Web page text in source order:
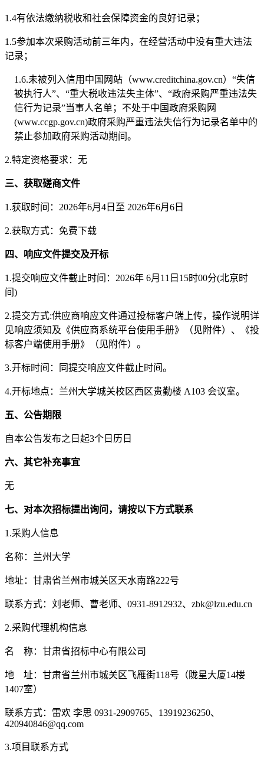
1.4有依法缴纳税收和社会保障资金的良好记录；
1.5参加本次采购活动前三年内，在经营活动中没有重大违法
记录；
1.6.未被列入信用中国网站（www.creditchina.gov.cn）“失信
被执行人”、“重大税收违法失主体”、“政府采购严重违法失
信行为记录”当事人名单；不处于中国政府采购网
(www.ccgp.gov.cn)政府采购严重违法失信行为记录名单中的
禁止参加政府采购活动期间。
2.特定资格要求： 无
三、获取磋商文件
1.获取时间：2026年6月4日至 2026年6月6日
2.获取方式：免费下载
四、响应文件提交及开标
1.提交响应文件截止时间： 2026年 6月11日15时00分(北京时
间)
2.提交方式:供应商响应文件通过投标客户端上传，操作说明详
见响应须知及《供应商系统平台使用手册》（见附件）、《投
标客户端使用手册》（见附件）。
3.开标时间： 同提交响应文件截止时间。
4.开标地点： 兰州大学城关校区西区贵勤楼 A103 会议室。
五、公告期限
自本公告发布之日起3个日历日
六、其它补充事宜
无
七、对本次招标提出询问，请按以下方式联系
1.采购人信息
名称： 兰州大学
地址：甘肃省兰州市城关区天水南路222号
联系方式：刘老师、曹老师、 0931-8912932、zbk@lzu.edu.cn
2.采购代理机构信息
名 称：甘肃省招标中心有限公司
地 址：甘肃省兰州市城关区飞雁街118号（陇星大厦14楼
1407室）
联系方式：雷欢 李思 0931-2909765、13919236250、
420940846@qq.com
3.项目联系方式